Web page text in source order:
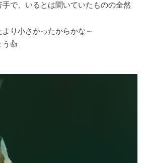
で、いるとは聞いていたものの全然
り小さかったからかな～
う👍